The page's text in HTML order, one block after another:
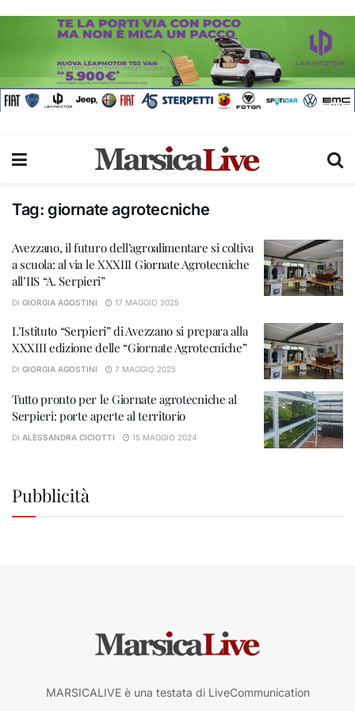
Tag: giornate agrotecniche
Avezzano, il futuro dell’agroalimentare si coltiva
a scuola: al via le XXXIII Giornate Agrotecniche
all’IIS “A. Serpieri”
DI GIORGIA AGOSTINI 17 MAGGIO 2025
L’Istituto “Serpieri” di Avezzano si prepara alla
XXXIII edizione delle “Giornate Agrotecniche”
DI GIORGIA AGOSTINI 7 MAGGIO 2025
Tutto pronto per le Giornate agrotecniche al
Serpieri: porte aperte al territorio
DI ALESSANDRA CICIOTTI 15 MAGGIO 2024
Pubblicità
MARSICALIVE è una testata di LiveCommunication